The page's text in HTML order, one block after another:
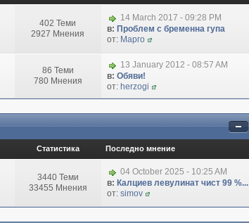
402 Теми
2927 Мнения
14 March 2017 - 09:28 PM
в: Проблем с бременна гупа
от: Марго
86 Теми
780 Мнения
13 January 2012 - 08:57 AM
в: Обяви!
от: herzogi
Статистика Последно мнение
3440 Теми
33455 Мнения
04 October 2025 - 10:25 AM
в: Калциев левулинат чист 99 %...
от: simov